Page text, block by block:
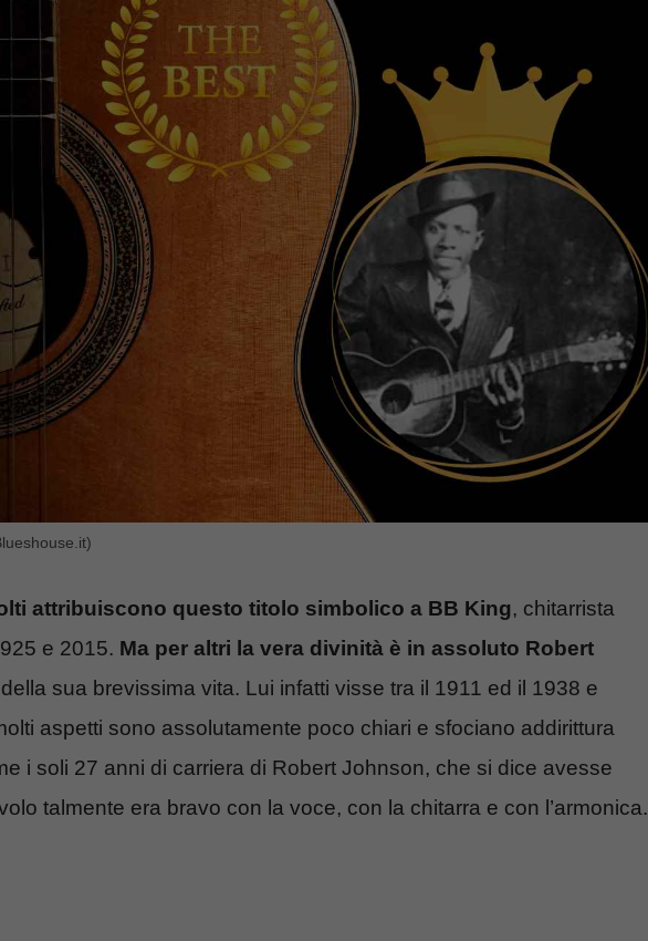
attribuiscono questo titolo simbolico a BB King, chitarrista
e 2015. Ma per altri la vera divinità è in assoluto Robert
sua brevissima vita. Lui infatti visse tra il 1911 ed il 1938 e
aspetti sono assolutamente poco chiari e sfociano addirittura
i soli 27 anni di carriera di Robert Johnson, che si dice avesse
talmente era bravo con la voce, con la chitarra e con l’armonica.